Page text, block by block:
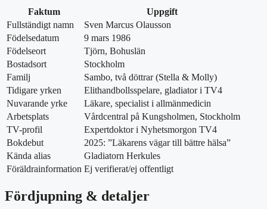
Faktum
Uppgift
Fullständigt namn
Sven Marcus Olausson
Födelsedatum
9 mars 1986
Födelseort
Tjörn, Bohuslän
Bostadsort
Stockholm
Familj
Sambo, två döttrar (Stella & Molly)
Tidigare yrken
Elithandbollsspelare, gladiator i TV4
Nuvarande yrke
Läkare, specialist i allmänmedicin
Arbetsplats
Vårdcentral på Kungsholmen, Stockholm
TV-profil
Expertdoktor i Nyhetsmorgon TV4
Bokdebut
2025: ”Läkarens vägar till bättre hälsa”
Kända alias
Gladiatorn Herkules
Föräldrainformation Ej verifierat/ej offentligt
Fördjupning & detaljer